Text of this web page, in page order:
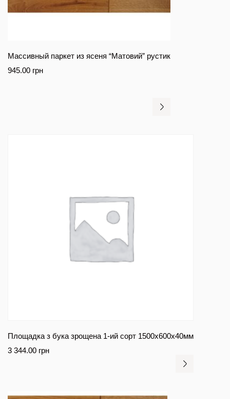
Массивный паркет из ясеня “Матовий” рустик
945.00 грн
Площадка з бука зрощена 1-ий сорт 1500х600х40мм
3 344.00 грн